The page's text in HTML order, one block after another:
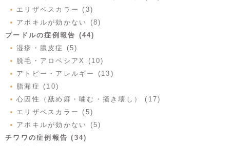
エリザベスカラー (3)
アポキルが効かない (8)
プードルの症例報告 (44)
湿疹・膿皮症 (5)
脱毛・アロペシアX (10)
アトピー・アレルギー (13)
脂漏症 (10)
心因性（舐め癖・噛む・掻き壊し） (17)
エリザベスカラー (5)
アポキルが効かない (5)
チワワの症例報告 (34)